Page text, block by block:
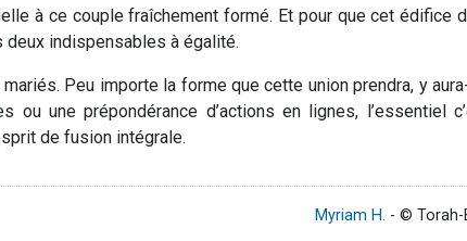
à ce couple fraîchement formé. Et pour que cet édifice
indispensables à égalité.
Peu importe la forme que cette union prendra, y
ou une prépondérance d’actions en lignes, l’essentiel
de fusion intégrale.
Myriam H. - © Torah-